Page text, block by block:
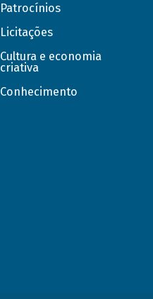
Patrocínios
Licitações
Cultura e economia
criativa
Conhecimento